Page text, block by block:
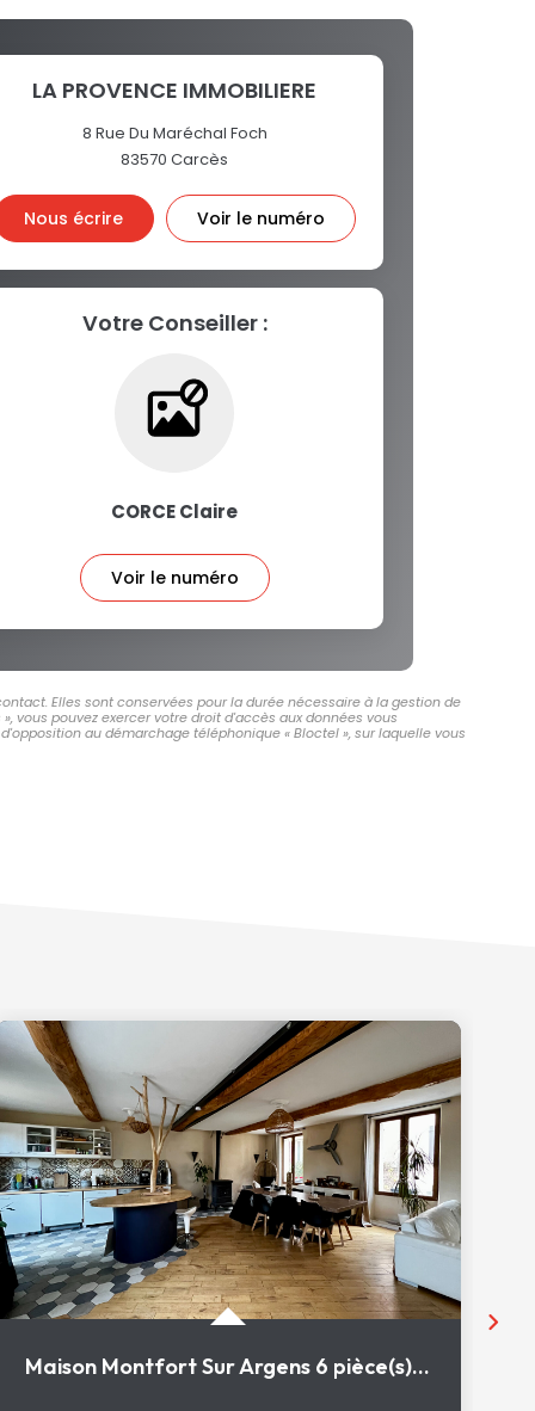
LA PROVENCE IMMOBILIERE
8 Rue Du Maréchal Foch
83570Carcès
Nous écrire Voir le numéro
Votre Conseiller :
CORCE Claire
Voir le numéro
Elles sont conservées pour la durée nécessaire à la gestion de
pouvez exercer votre droit d'accès aux données vous
au démarchage téléphonique « Bloctel », sur laquelle vous
Maison Montfort Sur Argens 6 pièce(s) 140 m2